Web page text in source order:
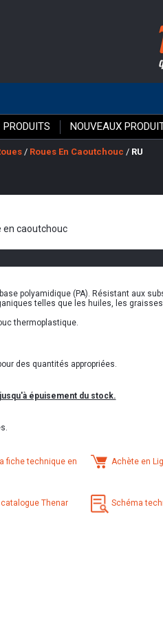
PRODUITS NOUVEAUX
/ Roues En Caoutchouc / RU
en caoutchouc
polyamidique (PA). Résistant aux
telles que les huiles, les
thermoplastique.
des quantités appropriées.
épuisement du stock.
fiche technique en
Achète en
Thenar Schéma